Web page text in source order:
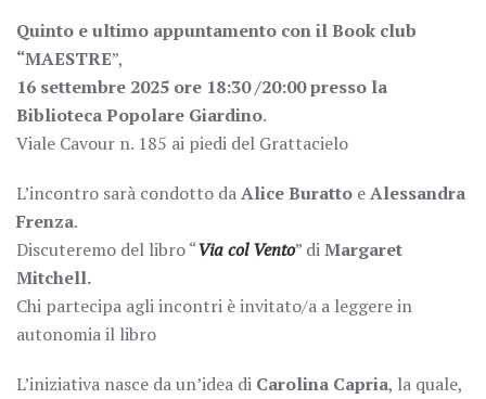
Quinto e ultimo appuntamento con il Book club
“MAESTRE”,
16 settembre 2025 ore 18:30 /20:00 presso la
Biblioteca Popolare Giardino.
Viale Cavour n. 185 ai piedi del Grattacielo
L’incontro sarà condotto daAlice Buratto eAlessandra
Frenza.
Discuteremo del libro “Via col Vento” diMargaret
Mitchell.
Chi partecipa agli incontri è invitato/a a leggere in
autonomia il libro
L’iniziativa nasce da un’idea di Carolina Capria, la quale,